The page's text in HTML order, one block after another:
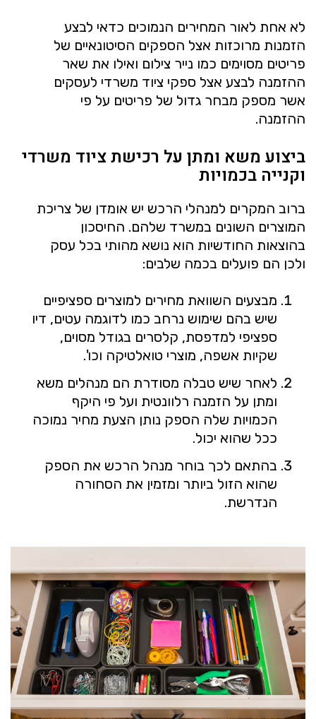
לא אחת לאור המחירים הנמוכים כדאי לבצע
הזמנות מרוכזות אצל הספקים הסיטונאיים של
פריטים מסוימים כמו נייר צילום ואילו את שאר
ההזמנה לבצע אצל ספקי ציוד משרדי לעסקים
אשר מספק מבחר גדול של פריטים על פי
ההזמנה.
ביצוע משא ומתן על רכישת ציוד משרדי
וקנייה בכמויות
ברוב המקרים למנהלי הרכש יש אומדן של צריכת
המוצרים השונים במשרד שלהם. החיסכון
בהוצאות החודשיות הוא נושא מהותי בכל עסק
ולכן הם פועלים בכמה שלבים:
מבצעים השוואת מחירים למוצרים ספציפיים
שיש בהם שימוש נרחב כמו לדוגמה עטים, דיו
ספציפי למדפסת, קלסרים בגודל מסוים,
שקיות אשפה, מוצרי טואלטיקה וכו'.
לאחר שיש טבלה מסודרת הם מנהלים משא
ומתן על הזמנה רלוונטית ועל פי היקף
הכמויות שלה הספק נותן הצעת מחיר נמוכה
ככל שהוא יכול.
בהתאם לכך בוחר מנהל הרכש את הספק
שהוא הזול ביותר ומזמין את הסחורה
הנדרשת.